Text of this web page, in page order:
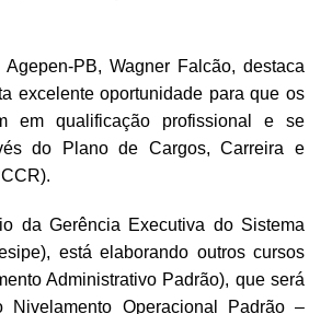
PB, Wagner Falcão, destaca
excelente oportunidade para que os
em qualificação profissional e se
do Plano de Cargos, Carreira e
da Gerência Executiva do Sistema
está elaborando outros cursos
Administrativo Padrão), que será
Nivelamento Operacional Padrão –